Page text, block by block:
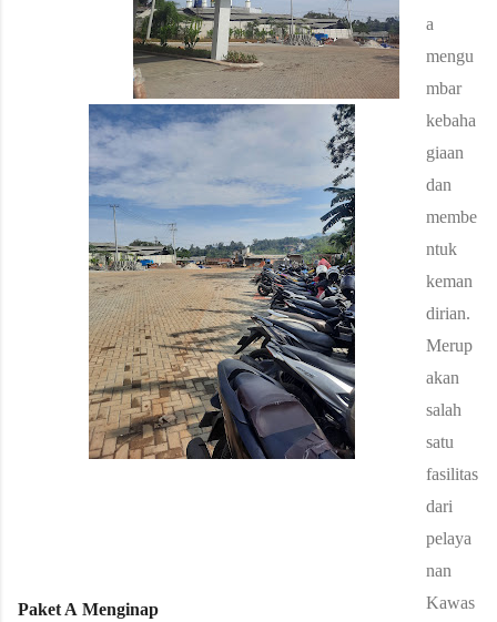
Paket A Menginap
a
mengu
mbar
kebaha
giaan
dan
membe
ntuk
keman
dirian.
Merup
akan
salah
satu
fasilitas
dari
pelaya
nan
Kawas